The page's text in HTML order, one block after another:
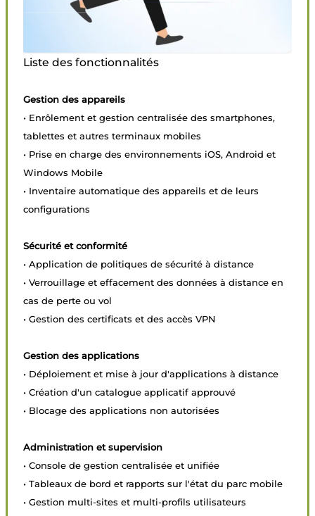
Liste des fonctionnalités
Gestion des appareils
• Enrôlement et gestion centralisée des smartphones,
tablettes et autres terminaux mobiles
• Prise en charge des environnements iOS, Android et
Windows Mobile
• Inventaire automatique des appareils et de leurs
configurations
Sécurité et conformité
• Application de politiques de sécurité à distance
• Verrouillage et effacement des données à distance en
cas de perte ou vol
• Gestion des certificats et des accès VPN
Gestion des applications
• Déploiement et mise à jour d'applications à distance
• Création d'un catalogue applicatif approuvé
• Blocage des applications non autorisées
Administration et supervision
• Console de gestion centralisée et unifiée
• Tableaux de bord et rapports sur l'état du parc mobile
• Gestion multi-sites et multi-profils utilisateurs